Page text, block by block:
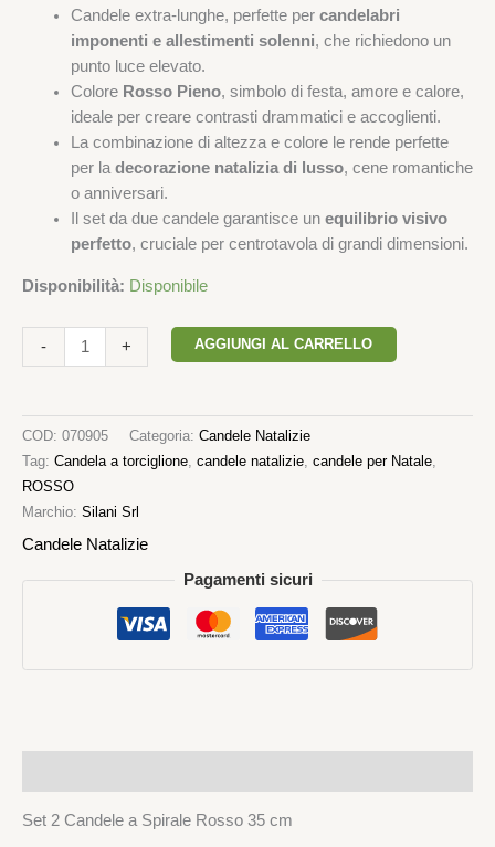
Candele extra-lunghe, perfette per candelabri
imponenti e allestimenti solenni, che richiedono un
punto luce elevato.
Colore Rosso Pieno, simbolo di festa, amore e calore,
ideale per creare contrasti drammatici e accoglienti.
La combinazione di altezza e colore le rende perfette
per la decorazione natalizia di lusso, cene romantiche
o anniversari.
Il set da due candele garantisce un equilibrio visivo
perfetto, cruciale per centrotavola di grandi dimensioni.
Disponibilità: Disponibile
- + AGGIUNGI AL CARRELLO
COD: 070905 Categoria: Candele Natalizie
Tag: Candela a torciglione, candele natalizie, candele per Natale,
ROSSO
Marchio: Silani Srl
Candele Natalizie
Pagamenti sicuri
Set 2 Candele a Spirale Rosso 35 cm